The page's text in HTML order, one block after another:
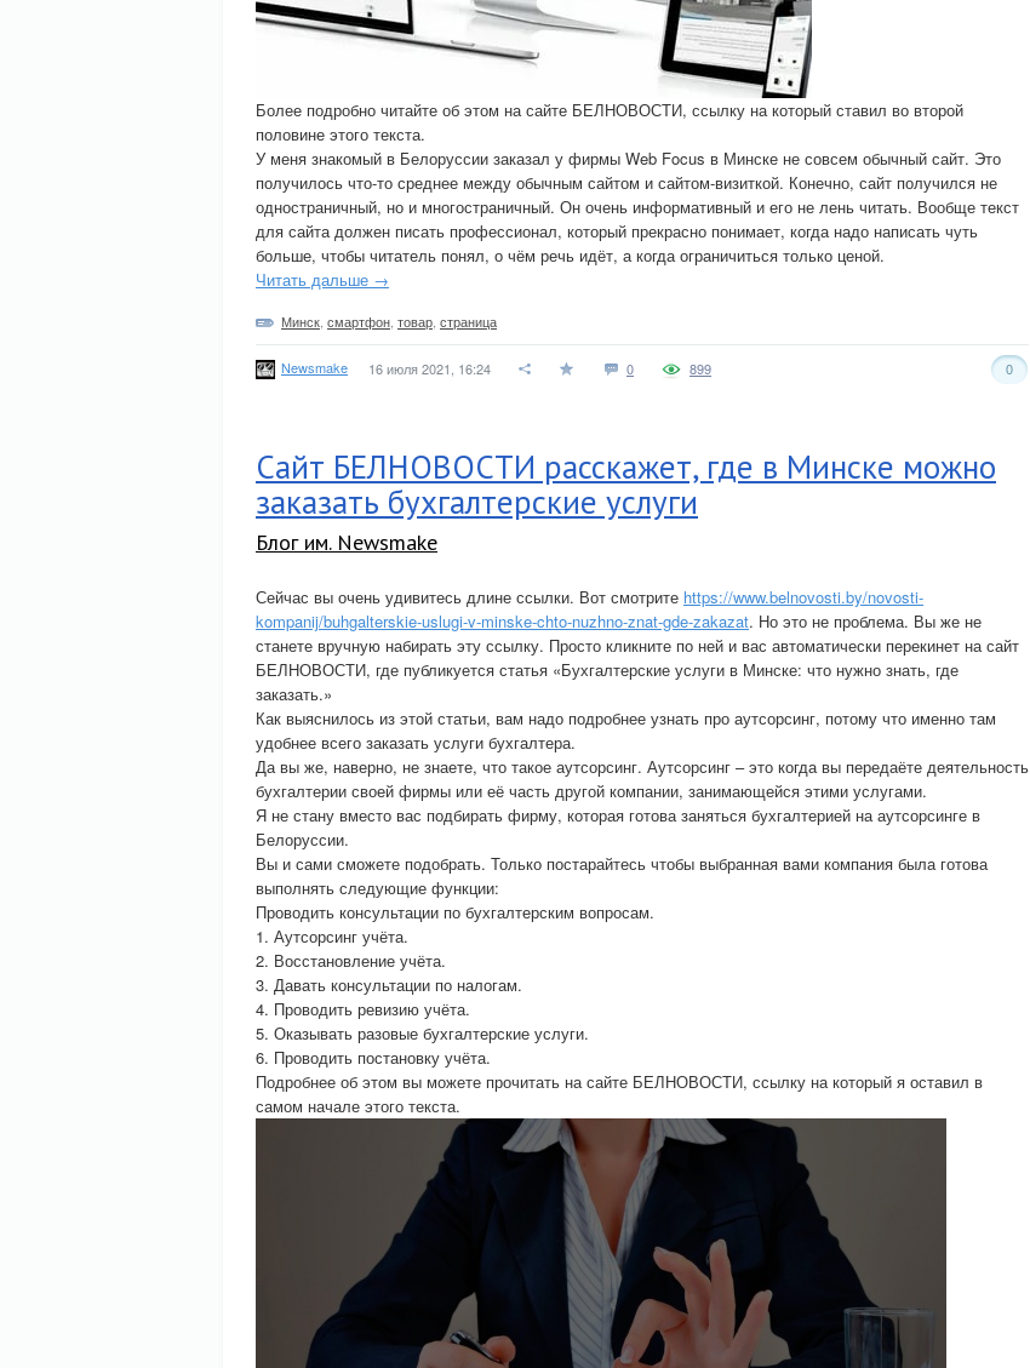
Более подробно читайте об этом на сайте БЕЛНОВОСТИ, ссылку на который ставил во второй
половине этого текста.
У меня знакомый в Белоруссии заказал у фирмы Web Focus в Минске не совсем обычный сайт. Это
получилось что-то среднее между обычным сайтом и сайтом-визиткой. Конечно, сайт получился не
одностраничный, но и многостраничный. Он очень информативный и его не лень читать. Вообще текст
для сайта должен писать профессионал, который прекрасно понимает, когда надо написать чуть
больше, чтобы читатель понял, о чём речь идёт, а когда ограничиться только ценой.
Читать дальше →
Минск смартфон товар страница
Newsmake 16 июля 2021, 16:24 0 0
899
Сайт БЕЛНОВОСТИ расскажет, где в Минске можно
заказать бухгалтерские услуги
Блог им. Newsmake
Сейчас вы очень удивитесь длине ссылки. Вот смотрите https://www.belnovosti.by/novosti-
kompanij/buhgalterskie-uslugi-v-minske-chto-nuzhno-znat-gde-zakazat. Но это не проблема. Вы же не
станете вручную набирать эту ссылку. Просто кликните по ней и вас автоматически перекинет на сайт
БЕЛНОВОСТИ, где публикуется статья «Бухгалтерские услуги в Минске: что нужно знать, где
заказать.»
Как выяснилось из этой статьи, вам надо подробнее узнать про аутсорсинг, потому что именно там
удобнее всего заказать услуги бухгалтера.
Да вы же, наверно, не знаете, что такое аутсорсинг. Аутсорсинг – это когда вы передаёте деятельность
бухгалтерии своей фирмы или её часть другой компании, занимающейся этими услугами.
Я не стану вместо вас подбирать фирму, которая готова заняться бухгалтерией на аутсорсинге в
Белоруссии.
Вы и сами сможете подобрать. Только постарайтесь чтобы выбранная вами компания была готова
выполнять следующие функции:
Проводить консультации по бухгалтерским вопросам.
1. Аутсорсинг учёта.
2. Восстановление учёта.
3. Давать консультации по налогам.
4. Проводить ревизию учёта.
5. Оказывать разовые бухгалтерские услуги.
6. Проводить постановку учёта.
Подробнее об этом вы можете прочитать на сайте БЕЛНОВОСТИ, ссылку на который я оставил в
самом начале этого текста.